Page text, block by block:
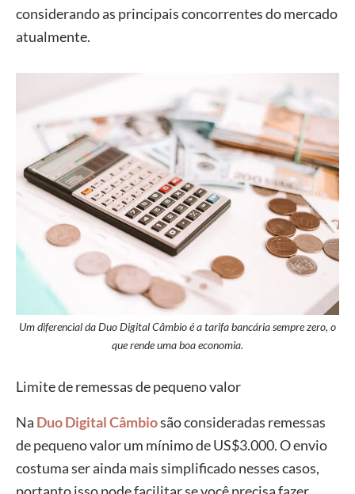
considerando as principais concorrentes do mercado
atualmente.
Um diferencial da Duo Digital Câmbio é a tarifa bancária sempre zero, o
que rende uma boa economia.
Limite de remessas de pequeno valor
Na Duo Digital Câmbiosão consideradas remessas
de pequeno valor um mínimo de US$3.000. O envio
costuma ser ainda mais simplificado nesses casos,